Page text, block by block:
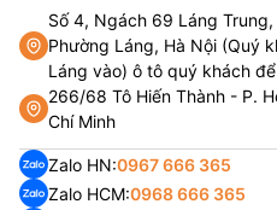
Số 4, Ngách 69 Láng
Phường Láng, Hà Nội (Quý
Láng vào) ô tô quý khách
266/68 Tô Hiến Thành - P.
Chí Minh
Zalo HN:0967 666 365
Zalo HCM:0968 666 365